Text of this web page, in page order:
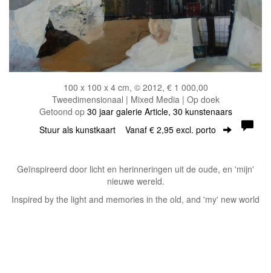
100 x 100 x 4 cm, © 2012, € 1 000,00
Tweedimensionaal | Mixed Media | Op doek
Getoond op 30 jaar galerie Article, 30 kunstenaars
Stuur als kunstkaart Vanaf € 2,95 excl. porto
Geïnspireerd door licht en herinneringen uit de oude, en 'mijn'
nieuwe wereld.
Inspired by the light and memories in the old, and 'my' new world